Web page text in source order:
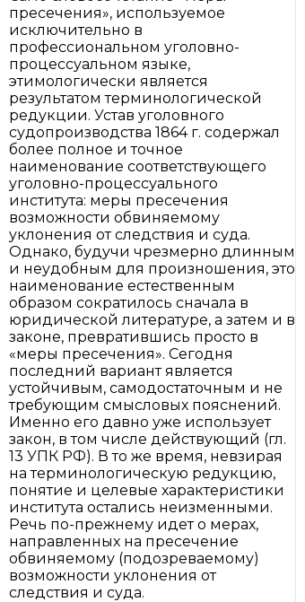
пресечения», используемое
исключительно в
профессиональном уголовно-
процессуальном языке,
этимологически является
результатом терминологической
редукции. Устав уголовного
судопроизводства 1864 г. содержал
более полное и точное
наименование соответствующего
уголовно-процессуального
института: меры пресечения
возможности обвиняемому
уклонения от следствия и суда.
Однако, будучи чрезмерно длинным
и неудобным для произношения, это
наименование естественным
образом сократилось сначала в
юридической литературе, а затем и в
законе, превратившись просто в
«меры пресечения». Сегодня
последний вариант является
устойчивым, самодостаточным и не
требующим смысловых пояснений.
Именно его давно уже использует
закон, в том числе действующий (гл.
13 УПК РФ). В то же время, невзирая
на терминологическую редукцию,
понятие и целевые характеристики
института остались неизменными.
Речь по-прежнему идет о мерах,
направленных на пресечение
обвиняемому (подозреваемому)
возможности уклонения от
следствия и суда.